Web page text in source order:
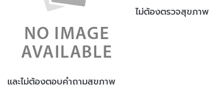
ไม่ต้องตรวจสุขภาพ
และไม่ต้องตอบคำถามสุขภาพ